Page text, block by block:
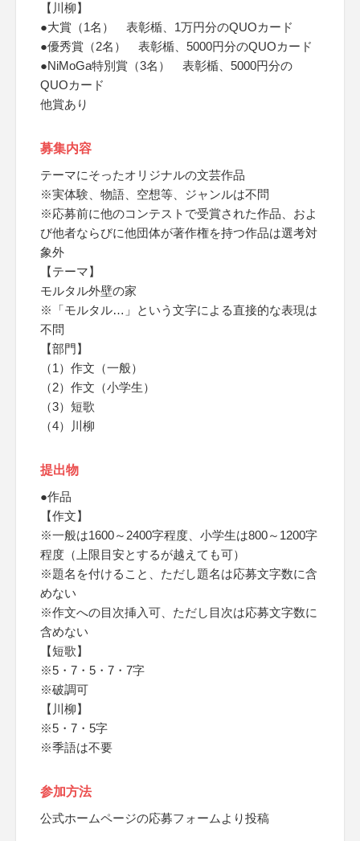
【川柳】
●大賞（1名） 表彰楯、1万円分のQUOカード
●優秀賞（2名） 表彰楯、5000円分のQUOカード
●NiMoGa特別賞（3名） 表彰楯、5000円分の
QUOカード
他賞あり
募集内容
テーマにそったオリジナルの文芸作品
※実体験、物語、空想等、ジャンルは不問
※応募前に他のコンテストで受賞された作品、およ
び他者ならびに他団体が著作権を持つ作品は選考対
象外
【テーマ】
モルタル外壁の家
※「モルタル…」という文字による直接的な表現は
不問
【部門】
（1）作文（一般）
（2）作文（小学生）
（3）短歌
（4）川柳
提出物
●作品
【作文】
※一般は1600～2400字程度、小学生は800～1200字
程度（上限目安とするが越えても可）
※題名を付けること、ただし題名は応募文字数に含
めない
※作文への目次挿入可、ただし目次は応募文字数に
含めない
【短歌】
※5・7・5・7・7字
※破調可
【川柳】
※5・7・5字
※季語は不要
参加方法
公式ホームページの応募フォームより投稿